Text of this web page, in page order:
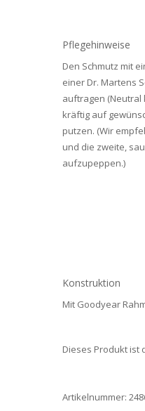
Pflegehinweise
Den Schmutz mit
einer Dr. Martens
auftragen (Neutral
kräftig auf
putzen. (Wir
und die zweite,
aufzupeppen.)
Konstruktion
Mit Goodyear
Dieses Produkt ist
Artikelnummer: